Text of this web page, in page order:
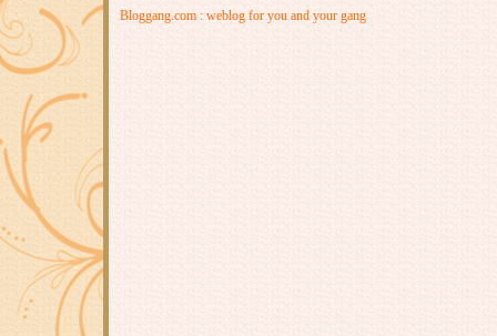
Bloggang.com : weblog for you and your gang